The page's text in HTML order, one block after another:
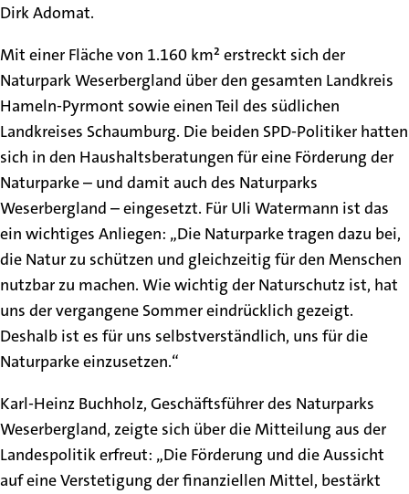
Dirk Adomat.
Mit einer Fläche von 1.160 km² erstreckt sich der
Naturpark Weserbergland über den gesamten Landkreis
Hameln-Pyrmont sowie einen Teil des südlichen
Landkreises Schaumburg. Die beiden SPD-Politiker hatten
sich in den Haushaltsberatungen für eine Förderung der
Naturparke – und damit auch des Naturparks
Weserbergland – eingesetzt. Für Uli Watermann ist das
ein wichtiges Anliegen: „Die Naturparke tragen dazu bei,
die Natur zu schützen und gleichzeitig für den Menschen
nutzbar zu machen. Wie wichtig der Naturschutz ist, hat
uns der vergangene Sommer eindrücklich gezeigt.
Deshalb ist es für uns selbstverständlich, uns für die
Naturparke einzusetzen.“
Karl-Heinz Buchholz, Geschäftsführer des Naturparks
Weserbergland, zeigte sich über die Mitteilung aus der
Landespolitik erfreut: „Die Förderung und die Aussicht
auf eine Verstetigung der finanziellen Mittel, bestärkt